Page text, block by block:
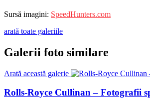
Sursă imagini: SpeedHunters.com
arată toate galeriile
Galerii foto similare
Arată această galerie
Rolls-Royce Cullinan – Fotografii